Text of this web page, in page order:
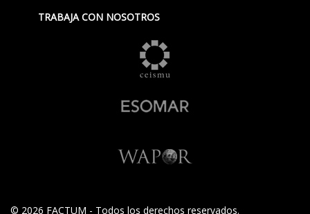
TRABAJA CON NOSOTROS
© 2026 FACTUM - Todos los derechos reservados.